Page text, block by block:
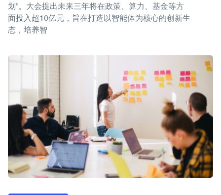
划”。大会提出未来三年将在政策、算力、基金等方
面投入超10亿元，旨在打造以智能体为核心的创新生
态，培养智